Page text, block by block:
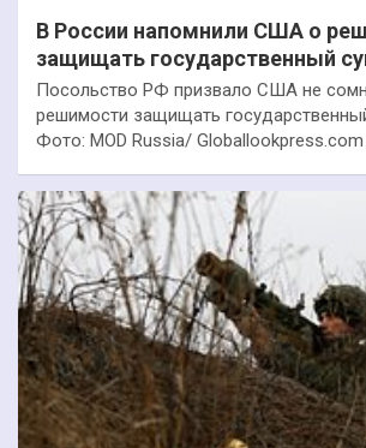
В России напомнили США о
защищать государственный
Посольство РФ призвало США не
решимости защищать
Фото: MOD Russia/